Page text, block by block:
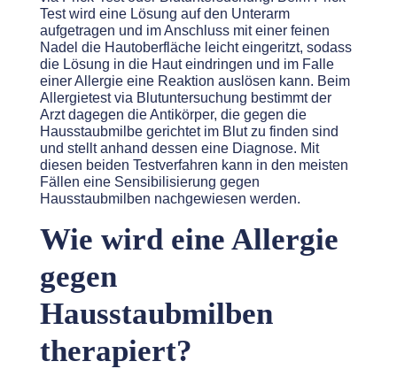
Test wird eine Lösung auf den Unterarm
aufgetragen und im Anschluss mit einer feinen
Nadel die Hautoberfläche leicht eingeritzt, sodass
die Lösung in die Haut eindringen und im Falle
einer Allergie eine Reaktion auslösen kann. Beim
Allergietest via Blutuntersuchung bestimmt der
Arzt dagegen die Antikörper, die gegen die
Hausstaubmilbe gerichtet im Blut zu finden sind
und stellt anhand dessen eine Diagnose. Mit
diesen beiden Testverfahren kann in den meisten
Fällen eine Sensibilisierung gegen
Hausstaubmilben nachgewiesen werden.
Wie wird eine Allergie
gegen
Hausstaubmilben
therapiert?